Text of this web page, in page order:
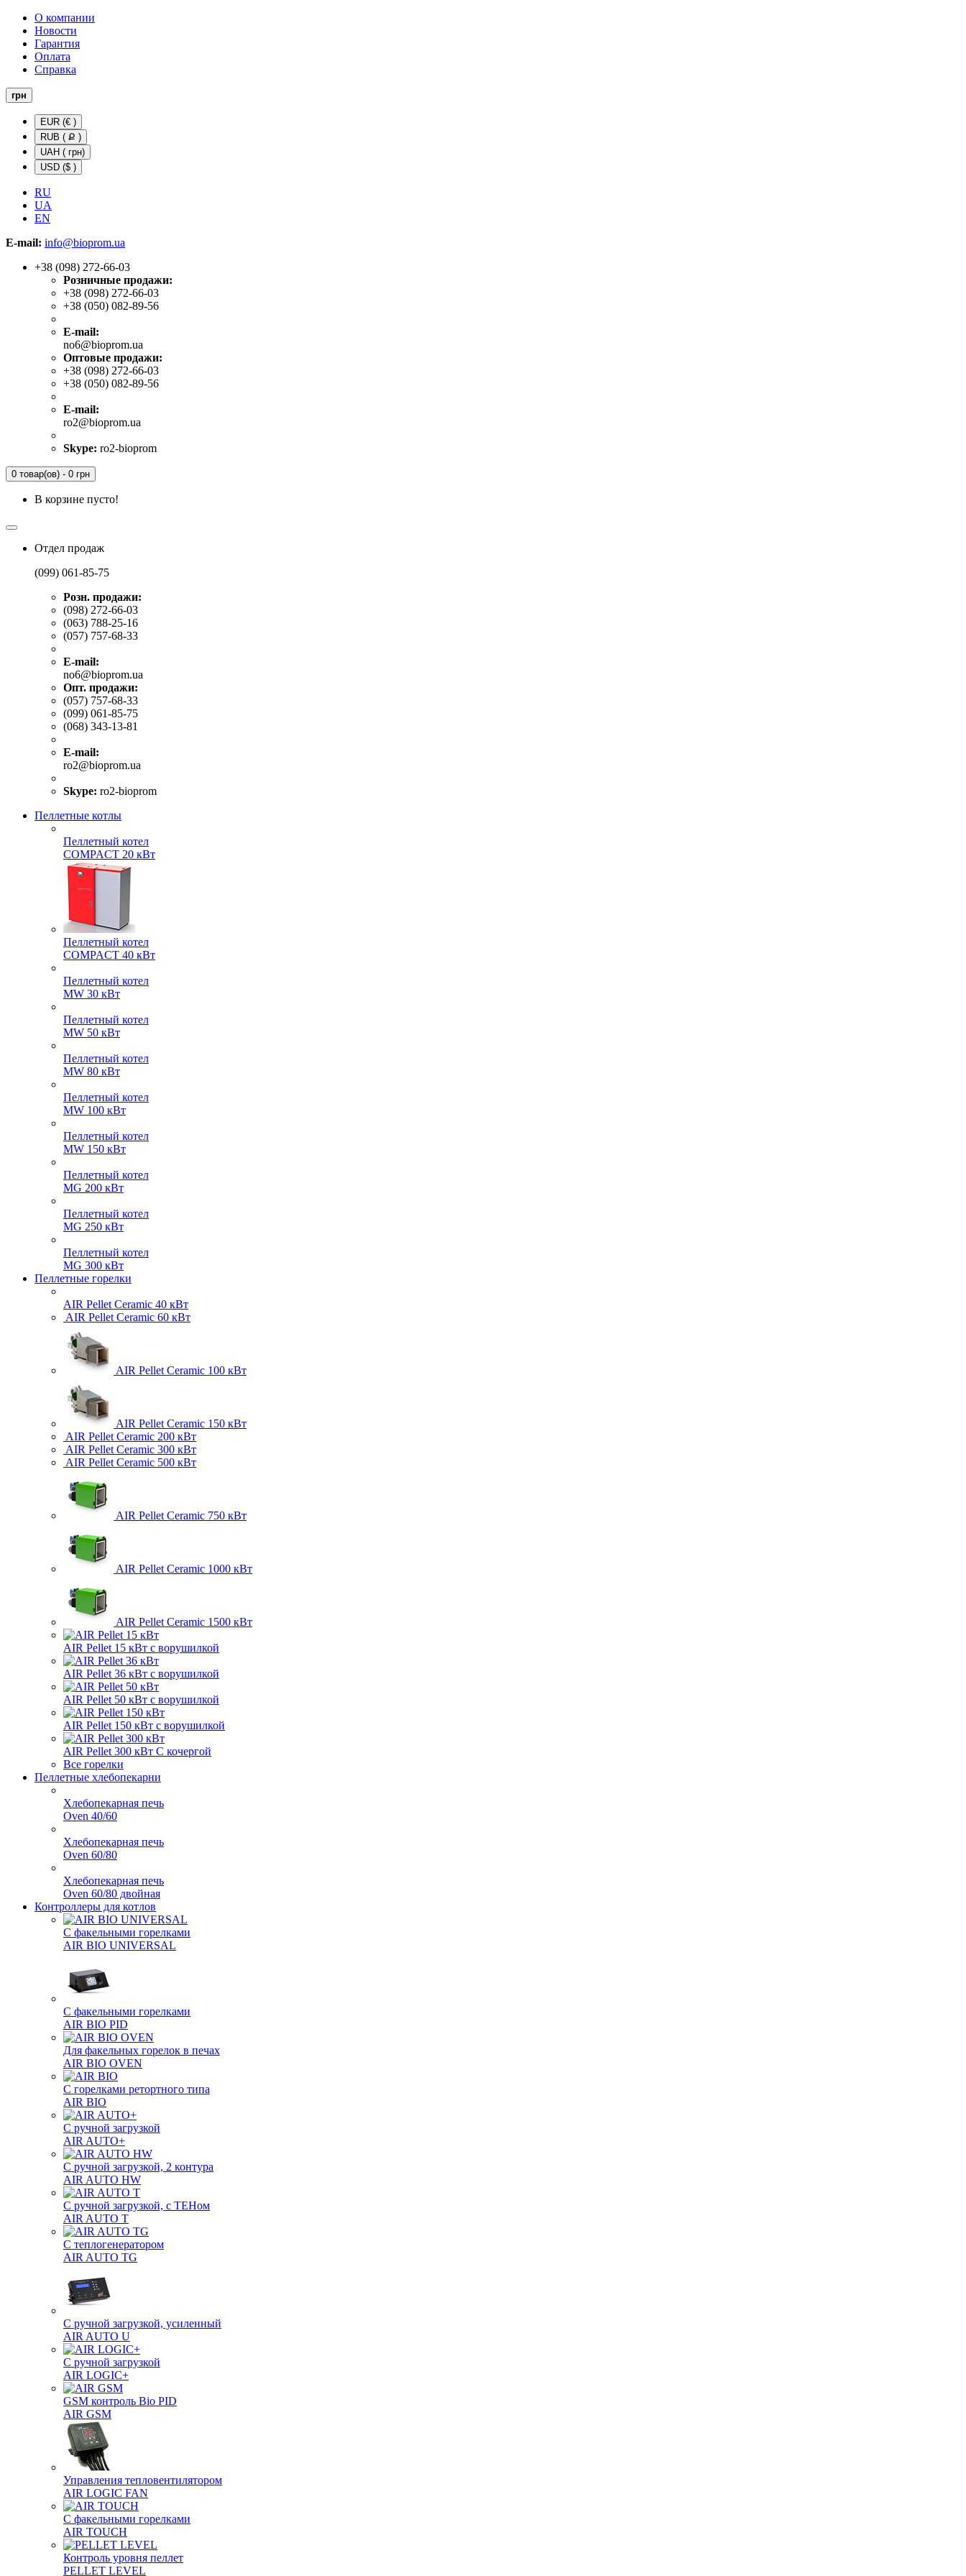
О компании
Новости
Гарантия
Оплата
Справка
грн
EUR (€ )
RUB ( Ք )
UAH ( грн)
USD ($ )
RU
UA
EN
E-mail: info@bioprom.ua
+38 (098) 272-66-03
Розничные продажи:
+38 (098) 272-66-03
+38 (050) 082-89-56
E-mail:
no6@bioprom.ua
Оптовые продажи:
+38 (098) 272-66-03
+38 (050) 082-89-56
E-mail:
ro2@bioprom.ua
Skype: ro2-bioprom
0 товар(ов) - 0 грн
В корзине пусто!
Отдел продаж
(099) 061-85-75
Розн. продажи:
(098) 272-66-03
(063) 788-25-16
(057) 757-68-33
E-mail:
no6@bioprom.ua
Опт. продажи:
(057) 757-68-33
(099) 061-85-75
(068) 343-13-81
E-mail:
ro2@bioprom.ua
Skype: ro2-bioprom
Пеллетные котлы
Пеллетный котел
COMPACT 20 кВт
Пеллетный котел
COMPACT 40 кВт
Пеллетный котел
MW 30 кВт
Пеллетный котел
MW 50 кВт
Пеллетный котел
MW 80 кВт
Пеллетный котел
MW 100 кВт
Пеллетный котел
MW 150 кВт
Пеллетный котел
MG 200 кВт
Пеллетный котел
MG 250 кВт
Пеллетный котел
MG 300 кВт
Пеллетные горелки
AIR Pellet Ceramic 40 кВт
AIR Pellet Ceramic 60 кВт
AIR Pellet Ceramic 100 кВт
AIR Pellet Ceramic 150 кВт
AIR Pellet Ceramic 200 кВт
AIR Pellet Ceramic 300 кВт
AIR Pellet Ceramic 500 кВт
AIR Pellet Ceramic 750 кВт
AIR Pellet Ceramic 1000 кВт
AIR Pellet Ceramic 1500 кВт
AIR Pellet 15 кВт с ворушилкой
AIR Pellet 36 кВт с ворушилкой
AIR Pellet 50 кВт с ворушилкой
AIR Pellet 150 кВт с ворушилкой
AIR Pellet 300 кВт С кочергой
Все горелки
Пеллетные хлебопекарни
Хлебопекарная печь
Oven 40/60
Хлебопекарная печь
Oven 60/80
Хлебопекарная печь
Oven 60/80 двойная
Контроллеры для котлов
С факельными горелками
AIR BIO UNIVERSAL
С факельными горелками
AIR BIO PID
Для факельных горелок в печах
AIR BIO OVEN
С горелками ретортного типа
AIR BIO
С ручной загрузкой
AIR AUTO+
С ручной загрузкой, 2 контура
AIR AUTO HW
С ручной загрузкой, с ТЕНом
AIR AUTO T
С теплогенератором
AIR AUTO TG
С ручной загрузкой, усиленный
AIR AUTO U
С ручной загрузкой
AIR LOGIC+
GSM контроль Bio PID
AIR GSM
Управления тепловентилятором
AIR LOGIC FAN
С факельными горелками
AIR TOUCH
Контроль уровня пеллет
PELLET LEVEL